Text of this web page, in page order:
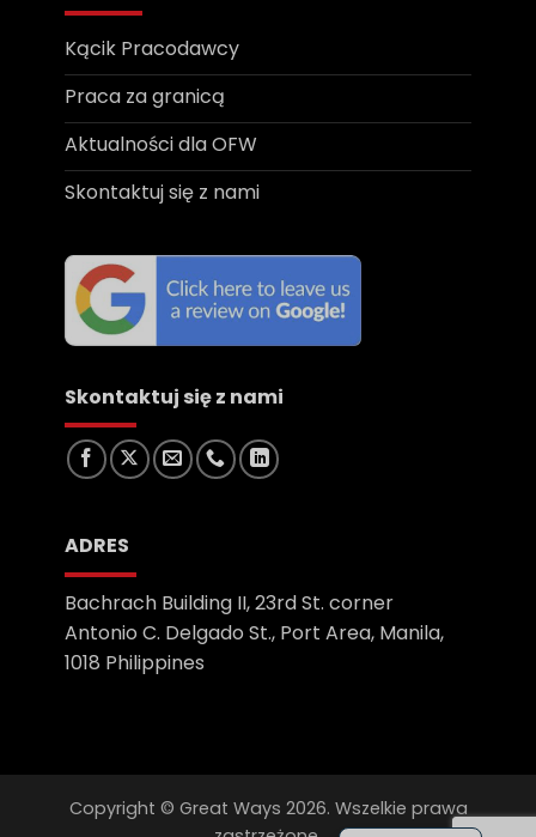
Kącik Pracodawcy
Praca za granicą
Aktualności dla OFW
Skontaktuj się z nami
Skontaktuj się z nami
ADRES
Bachrach Building II, 23rd St. corner
Antonio C. Delgado St., Port Area, Manila,
1018 Philippines
Copyright © Great Ways 2026. Wszelkie prawa